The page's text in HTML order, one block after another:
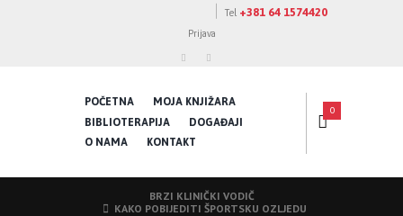
Tel +381 64 1574420
Prijava
POČETNA
MOJA KNJIŽARA
BIBLIOTERAPIJA
DOGAĐAJI
O NAMA
KONTAKT
0
BRZI KLINIČKI VODIČ
KAKO POBIJEDITI ŠPORTSKU OZLJEDU